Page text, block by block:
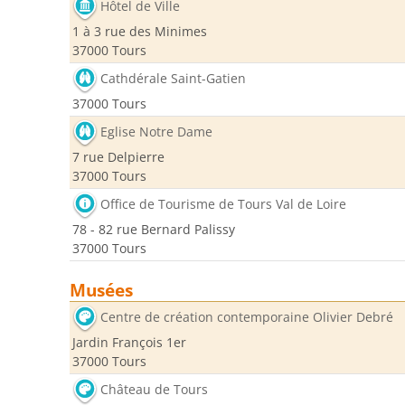
Hôtel de Ville
1 à 3 rue des Minimes
37000 Tours
Cathdérale Saint-Gatien
37000 Tours
Eglise Notre Dame
7 rue Delpierre
37000 Tours
Office de Tourisme de Tours Val de Loire
78 - 82 rue Bernard Palissy
37000 Tours
Musées
Centre de création contemporaine Olivier Debré
Jardin François 1er
37000 Tours
Château de Tours